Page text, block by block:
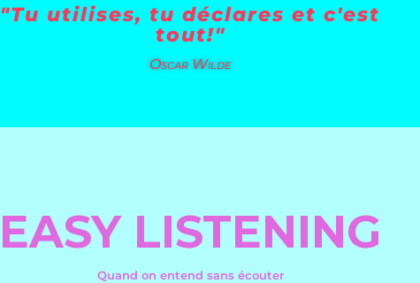
"Tu utilises, tu déclares et c'est
tout!"
Oscar Wilde
EASY LISTENING
Quand on entend sans écouter